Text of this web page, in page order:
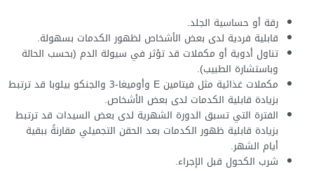
رقة أو حساسية الجلد.
قابلية فردية لدى بعض الأشخاص لظهور الكدمات بسهولة.
تناول أدوية أو مكملات قد تؤثر في سيولة الدم (بحسب الحالة
وباستشارة الطبيب).
مكملات غذائية مثل فيتامين E وأوميغا-3 والجنكو بيلوبا قد ترتبط
بزيادة قابلية الكدمات لدى بعض الأشخاص.
الفترة التي تسبق الدورة الشهرية لدى بعض السيدات قد ترتبط
بزيادة قابلية ظهور الكدمات بعد الحقن التجميلي مقارنةً ببقية
أيام الشهر.
شرب الكحول قبل الإجراء.